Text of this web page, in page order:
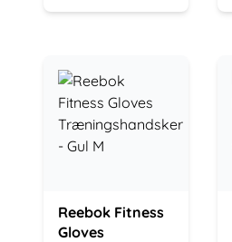
Reebok Fitness
Gloves